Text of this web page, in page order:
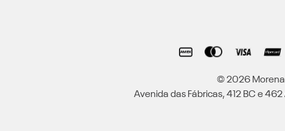
© 2026 Morena
Avenida das Fábricas, 412 BC e